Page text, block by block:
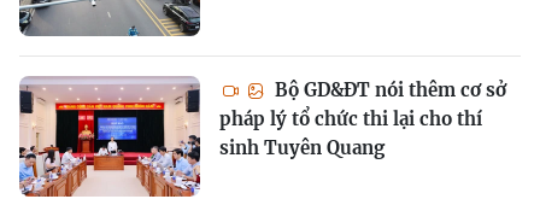
Bộ GD&ĐT nói thêm cơ sở
pháp lý tổ chức thi lại cho thí
sinh Tuyên Quang